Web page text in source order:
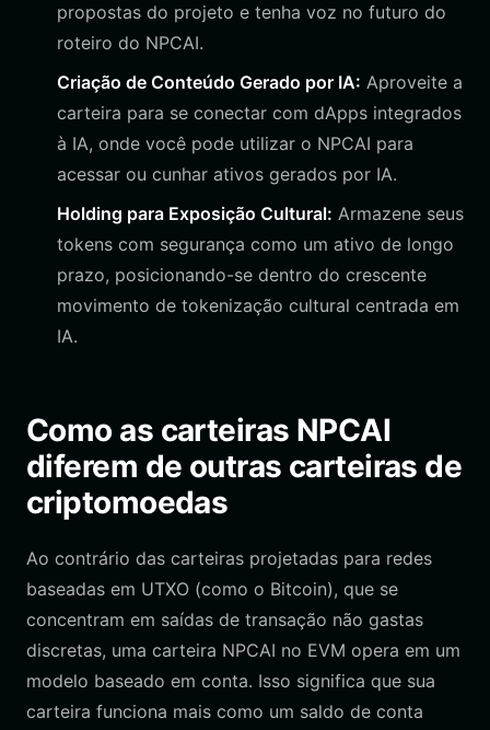
propostas do projeto e tenha voz no futuro do
roteiro do NPCAI.
Criação de Conteúdo Gerado por IA: Aproveite a
carteira para se conectar com dApps integrados
à IA, onde você pode utilizar o NPCAI para
acessar ou cunhar ativos gerados por IA.
Holding para Exposição Cultural: Armazene seus
tokens com segurança como um ativo de longo
prazo, posicionando-se dentro do crescente
movimento de tokenização cultural centrada em
IA.
Como as carteiras NPCAI
diferem de outras carteiras de
criptomoedas
Ao contrário das carteiras projetadas para redes
baseadas em UTXO (como o Bitcoin), que se
concentram em saídas de transação não gastas
discretas, uma carteira NPCAI no EVM opera em um
modelo baseado em conta. Isso significa que sua
carteira funciona mais como um saldo de conta